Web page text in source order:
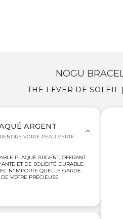
NOGU
THE LEVER DE SOLEIL
ARGENT
VOTRE PEAU VERTE
PLAQUÉ ARGENT, OFFRANT
ET DE SOLIDITÉ DURABLE.
N'IMPORTE QUELLE GARDE-
VOTRE PRÉCIEUSE